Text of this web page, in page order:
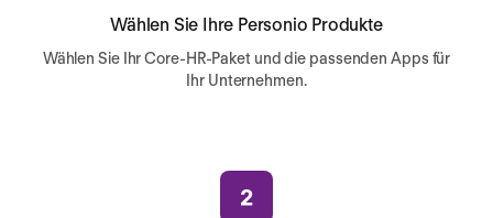
Wählen Sie Ihre Personio Produkte
Wählen Sie Ihr Core-HR-Paket und die passenden Apps für
Ihr Unternehmen.